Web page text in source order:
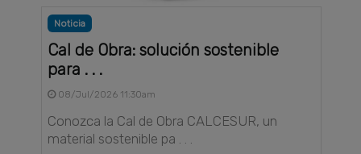
Noticia
Cal de Obra: solución sostenible
para . . .
08/Jul/2026 11:30am
Conozca la Cal de Obra CALCESUR, un
material sostenible pa . . .